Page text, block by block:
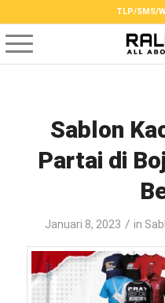
TLP/SMS/
Sablon
Partai di
Januari 8, 2023 / in